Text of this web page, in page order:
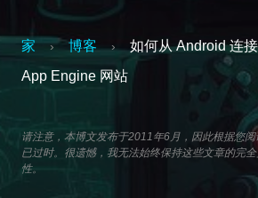
家 › 博客 ›
如何从 Android 连
App Engine 网站
请注意，本博文发布于2011年6月，因此根据您
已过时。很遗憾，我无法始终保持这些文章的完
性。